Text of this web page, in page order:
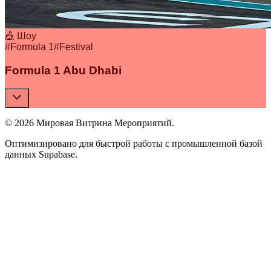
🎪 Шоу
#Formula 1#Festival
Formula 1 Abu Dhabi
© 2026 Мировая Витрина Мероприятий.
Оптимизировано для быстрой работы с промышленной базой
данных Supabase.